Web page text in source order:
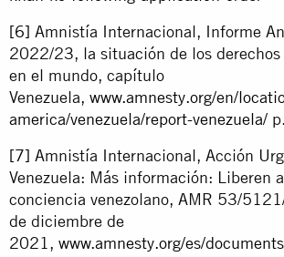
[6] Amnistía Internacional, Informe
2022/23, la situación de los derechos
en el mundo, capítulo
Venezuela, www.amnesty.org/en/
america/venezuela/report-venezuela/
[7] Amnistía Internacional, Acción
Venezuela: Más información: Liberen
conciencia venezolano, AMR 53/
de diciembre de
2021, www.amnesty.org/es/